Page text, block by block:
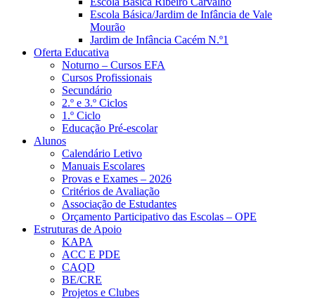
Escola Básica/Jardim de Infância de Vale
Mourão
Jardim de Infância Cacém N.º1
Oferta Educativa
Noturno – Cursos EFA
Cursos Profissionais
Secundário
2.º e 3.º Ciclos
1.º Ciclo
Educação Pré-escolar
Alunos
Calendário Letivo
Manuais Escolares
Provas e Exames – 2026
Critérios de Avaliação
Associação de Estudantes
Orçamento Participativo das Escolas – OPE
Estruturas de Apoio
KAPA
ACC E PDE
CAQD
BE/CRE
Projetos e Clubes